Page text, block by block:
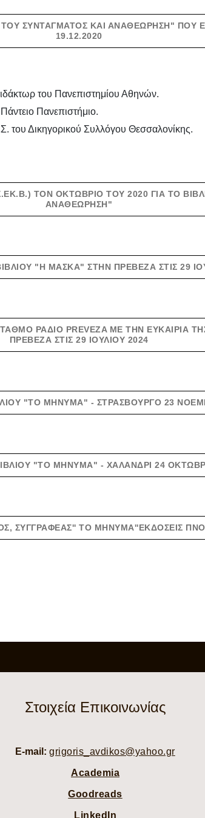
ΤΟΥ ΣΥΝΤΆΓΜΑΤΟΣ ΚΑΙ ΑΝΑΘΕΏΡΗΣΗ" ΠΟΥ
19.12.2020
του Πανεπιστημίου Αθηνών.
Πανεπιστήμιο.
Δικηγορικού Συλλόγου Θεσσαλονίκης.
ΤΟΝ ΟΚΤΏΒΡΙΟ ΤΟΥ 2020 ΓΙΑ ΤΟ
ΑΝΑΘΕΏΡΗΣΗ"
"Η ΜΆΣΚΑ" ΣΤΗΝ ΠΡΈΒΕΖΑ ΣΤΙΣ 29
ΡΆΔΙΟ PREVEZA ΜΕ ΤΗΝ ΕΥΚΑΙΡΊΑ
ΠΡΈΒΕΖΑ ΣΤΙΣ 29 ΙΟΥΛΊΟΥ 2024
"ΤΟ ΜΉΝΥΜΑ" - ΣΤΡΑΣΒΟΎΡΓΟ 23
"ΤΟ ΜΉΝΥΜΑ" - ΧΑΛΆΝΔΡΙ 24
ΣΥΓΓΡΑΦΈΑΣ'' ΤΟ ΜΉΝΥΜΑ''ΕΚΔΌΣΕΙΣ
Στοιχεία Επικοινωνίας
E-mail: grigoris_avdikos@yahoo.gr
Academia
Goodreads
LinkedIn